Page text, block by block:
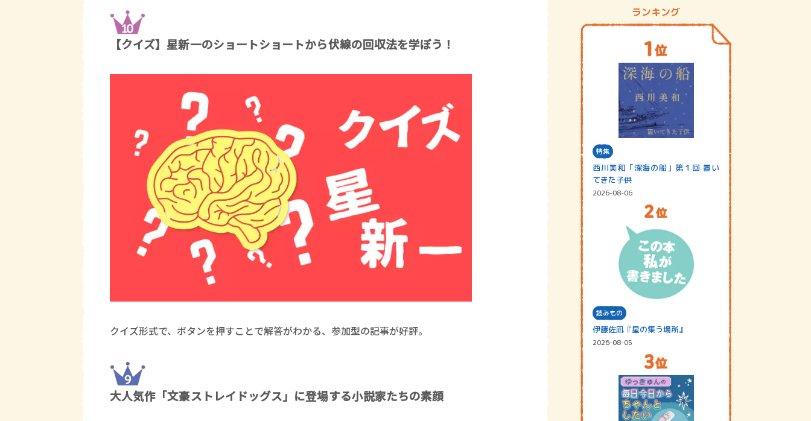
【クイズ】星新一のショートショートから伏線の回収法を学ぼう！
クイズ形式で、ボタンを押すことで解答がわかる、参加型の記事が好評。
大人気作「文豪ストレイドッグス」に登場する小説家たちの素顔
ランキング
特集
西川美和「深海の船」第１回 置い
てきた子供
2026-08-06
読みもの
伊藤佐凪『星の集う場所』
2026-08-05